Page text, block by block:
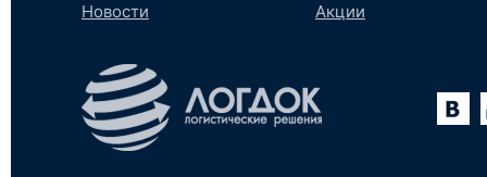
Новости
Акции
ВконтактеYouTubetumblr
SoundCloud